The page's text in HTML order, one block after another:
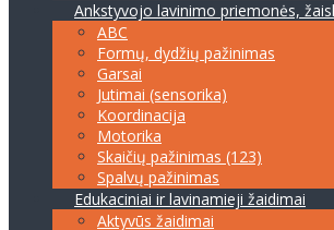
Ankstyvojo lavinimo priemonės,
ABC
Formų, dydžių pažinimas
Garsai
Jutimai (sensorika)
Koordinacija
Motorika
Skaičių pažinimas (123)
Spalvų pažinimas
Edukaciniai ir lavinamieji žaidimai
Aktyvūs žaidimai